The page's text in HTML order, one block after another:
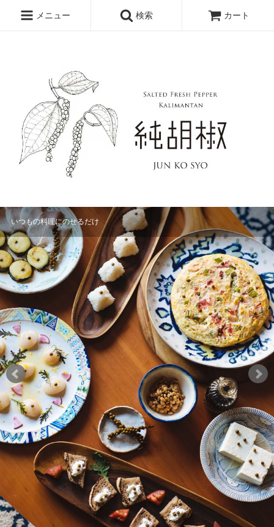
メニュー
検索 カート
いつもの料理にのせるだけ